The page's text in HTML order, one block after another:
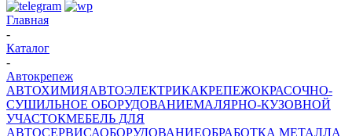
Главная
-
Каталог
-
Автокрепеж
АВТОХИМИЯАВТОЭЛЕКТРИКАКРЕПЕЖОКРАСОЧНО-
СУШИЛЬНОЕ ОБОРУДОВАНИЕМАЛЯРНО-КУЗОВНОЙ
УЧАСТОКМЕБЕЛЬ ДЛЯ
АВТОСЕРВИСАОБОРУДОВАНИЕОБРАБОТКА МЕТАЛЛА